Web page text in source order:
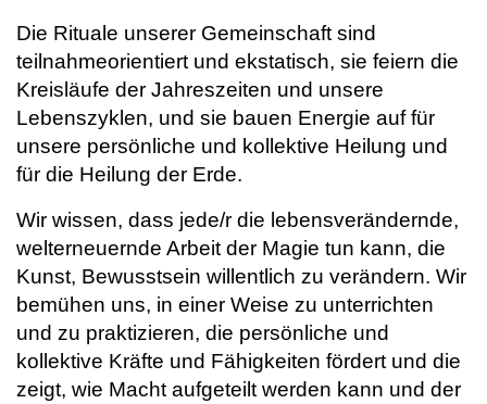
Die Rituale unserer Gemeinschaft sind
teilnahmeorientiert und ekstatisch, sie feiern die
Kreisläufe der Jahreszeiten und unsere
Lebenszyklen, und sie bauen Energie auf für
unsere persönliche und kollektive Heilung und
für die Heilung der Erde.
Wir wissen, dass jede/r die lebensverändernde,
welterneuernde Arbeit der Magie tun kann, die
Kunst, Bewusstsein willentlich zu verändern. Wir
bemühen uns, in einer Weise zu unterrichten
und zu praktizieren, die persönliche und
kollektive Kräfte und Fähigkeiten fördert und die
zeigt, wie Macht aufgeteilt werden kann und der